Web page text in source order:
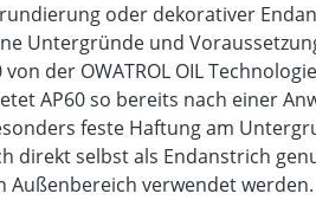
oder dekorativer
Untergründe und
der OWATROL OIL
AP60 so bereits nach einer
feste Haftung am
direkt selbst als Endanstrich
Außenbereich verwendet werden.